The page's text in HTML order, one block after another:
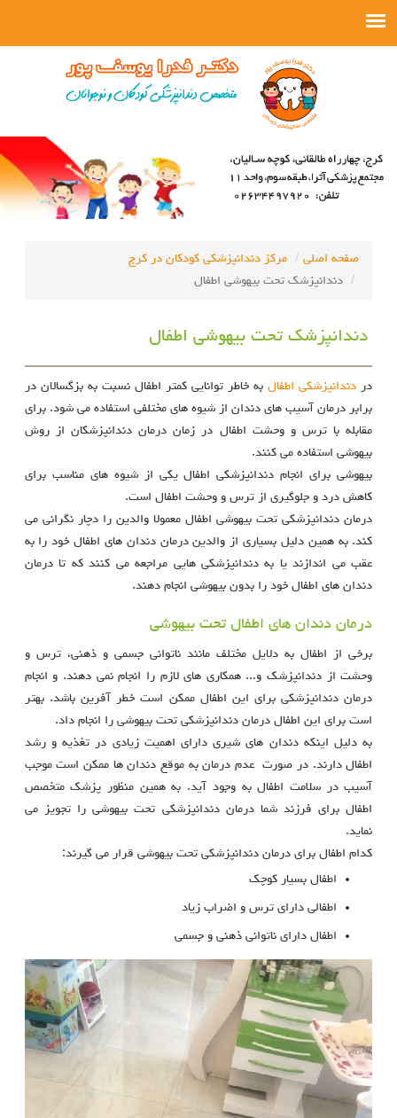
صفحه اصلی
مرکز دندانپزشکی کودکان در کرج
دندانپزشک تحت بیهوشی اطفال
دندانپزشک تحت بیهوشی اطفال
در دندانپزشکی اطفالبه خاطر توانایی کمتر اطفال نسبت به بزگسالان در
برابر درمان آسیب های دندان از شیوه های مختلفی استفاده می شود. برای
مقابله با ترس و وحشت اطفال در زمان درمان دندانپزشکان از روش
بیهوشی استفاده می کنند.
بیهوشی برای انجام دندانپزشکی اطفال یکی از شیوه های مناسب برای
کاهش درد و جلوگیری از ترس و وحشت اطفال است.
درمان دندانپزشکی تحت بیهوشی اطفال معمولا والدین را دچار نگرانی می
کند. به همین دلیل بسیاری از والدین درمان دندان های اطفال خود را به
عقب می اندازند یا به دندانپزشکی هایی مراجعه می کنند که تا درمان
دندان های اطفال خود را بدون بیهوشی انجام دهند.
درمان دندان های اطفال تحت بیهوشی
برخی از اطفال به دلایل مختلف مانند ناتوانی جسمی و ذهنی، ترس و
وحشت از دندانپزشک و... همکاری های لازم را انجام نمی دهند. و انجام
درمان دندانپزشکی برای این اطفال ممکن است خطر آفرین باشد. بهتر
است برای این اطفال درمان دندانپزشکی تحت بیهوشی را انجام داد.
به دلیل اینکه دندان های شیری دارای اهمیت زیادی در تغذیه و رشد
اطفال دارند. در صورت عدم درمان به موقع دندان ها ممکن است موجب
آسیب در سلامت اطفال به وجود آید. به همین منظور پزشک متخصص
اطفال برای فرزند شما درمان دندانپزشکی تحت بیهوشی را تجویز می
نماید.
کدام اطفال برای درمان دندانپزشکی تحت بیهوشی قرار می گیرند:
اطفال بسیار کوچک
اطفالی دارای ترس و اضراب زیاد
اطفال دارای ناتوانی ذهنی و جسمی